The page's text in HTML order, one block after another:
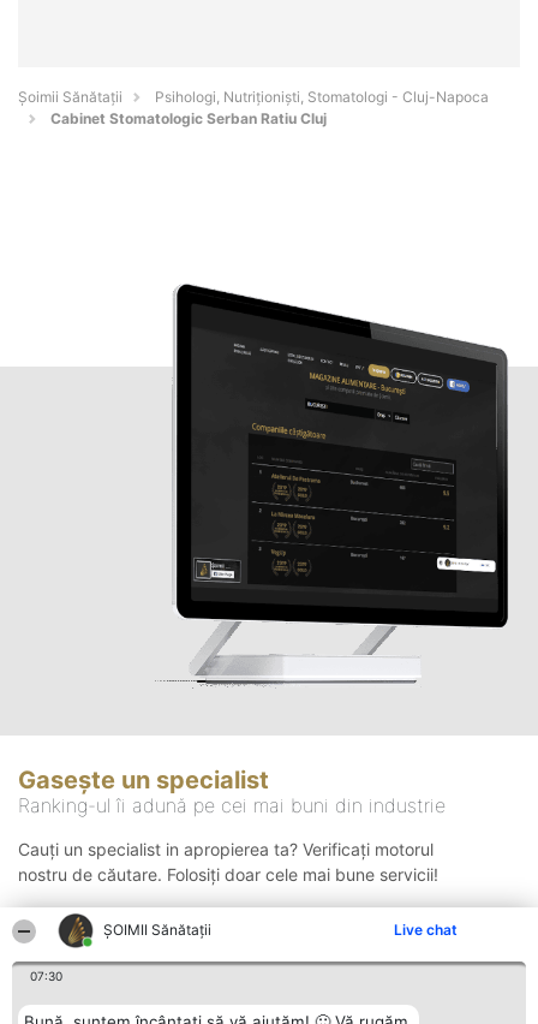
ŞOIMII Sănătații Live chat
07:30
Şoimii Sănătații
Psihologi, Nutriționiști, Stomatologi - Cluj-Napoca
Cabinet Stomatologic Serban Ratiu Cluj
Gasește un specialist
Ranking-ul îi adună pe cei mai buni din industrie
Cauți un specialist in apropierea ta? Verificați motorul
nostru de căutare. Folosiți doar cele mai bune servicii!